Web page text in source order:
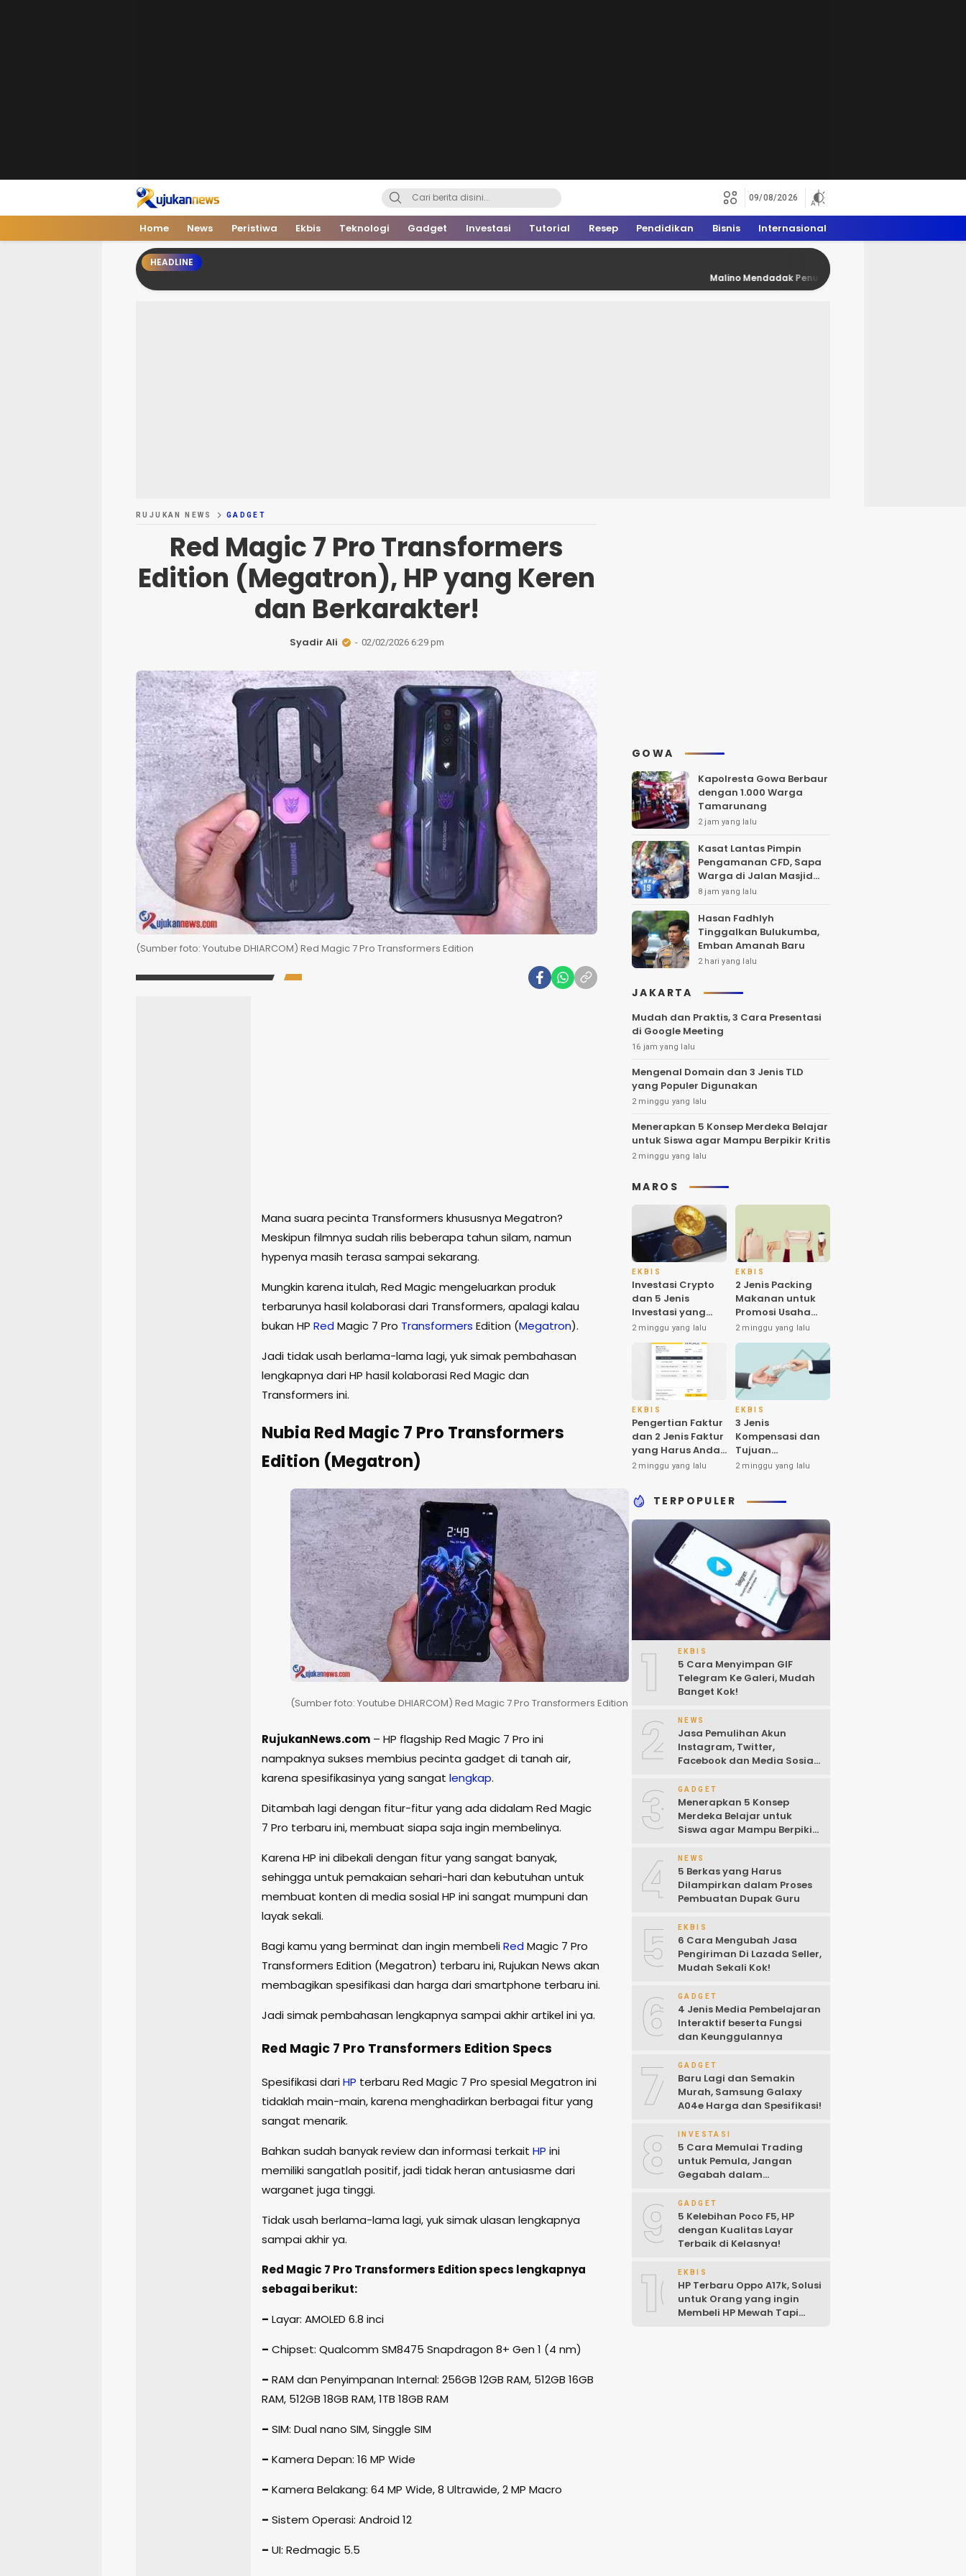
09/08/2026
Home News Peristiwa Ekbis Teknologi Gadget Investasi Tutorial Resep Pendidikan Bisnis Internasional
HEADLINE
Malino Mendadak Penuh Rider Trail, WAM 2026 Dongkrak Ekonomi
RUJUKAN NEWS GADGET
Red Magic 7 Pro Transformers
Edition (Megatron), HP yang Keren
dan Berkarakter!
Syadir Ali 02/02/2026 6:29 pm
(Sumber foto: Youtube DHIARCOM) Red Magic 7 Pro Transformers Edition
Mana suara pecinta Transformers khususnya Megatron?
Meskipun filmnya sudah rilis beberapa tahun silam, namun
hypenya masih terasa sampai sekarang.
Mungkin karena itulah, Red Magic mengeluarkan produk
terbarunya hasil kolaborasi dari Transformers, apalagi kalau
bukan HP RedMagic 7 Pro Transformers Edition (Megatron).
Jadi tidak usah berlama-lama lagi, yuk simak pembahasan
lengkapnya dari HP hasil kolaborasi Red Magic dan
Transformers ini.
Nubia Red Magic 7 Pro Transformers
Edition (Megatron)
(Sumber foto: Youtube DHIARCOM) Red Magic 7 Pro Transformers Edition
RujukanNews.com – HP flagship Red Magic 7 Pro ini
nampaknya sukses membius pecinta gadget di tanah air,
karena spesifikasinya yang sangat lengkap.
Ditambah lagi dengan fitur-fitur yang ada didalam Red Magic
7 Pro terbaru ini, membuat siapa saja ingin membelinya.
Karena HP ini dibekali dengan fitur yang sangat banyak,
sehingga untuk pemakaian sehari-hari dan kebutuhan untuk
membuat konten di media sosial HP ini sangat mumpuni dan
layak sekali.
Bagi kamu yang berminat dan ingin membeliRedMagic 7 Pro
Transformers Edition (Megatron) terbaru ini, Rujukan News akan
membagikan spesifikasi dan harga dari smartphone terbaru ini.
Jadi simak pembahasan lengkapnya sampai akhir artikel ini ya.
Red Magic 7 Pro Transformers Edition Specs
Spesifikasi dariHP terbaru Red Magic 7 Pro spesial Megatron ini
tidaklah main-main, karena menghadirkan berbagai fitur yang
sangat menarik.
Bahkan sudah banyak review dan informasi terkait HP ini
memiliki sangatlah positif, jadi tidak heran antusiasme dari
warganet juga tinggi.
Tidak usah berlama-lama lagi, yuk simak ulasan lengkapnya
sampai akhir ya.
Red Magic 7 Pro Transformers Edition specs lengkapnya
sebagai berikut:
– Layar: AMOLED 6.8 inci
– Chipset: Qualcomm SM8475 Snapdragon 8+ Gen 1 (4 nm)
– RAM dan Penyimpanan Internal: 256GB 12GB RAM, 512GB 16GB
RAM, 512GB 18GB RAM, 1TB 18GB RAM
– SIM: Dual nano SIM, Singgle SIM
– Kamera Depan: 16 MP Wide
– Kamera Belakang: 64 MP Wide, 8 Ultrawide, 2 MP Macro
– Sistem Operasi: Android 12
– UI: Redmagic 5.5
GOWA
Kapolresta Gowa Berbaur
dengan 1.000 Warga
Tamarunang
2 jam yang lalu
Kasat Lantas Pimpin
Pengamanan CFD, Sapa
Warga di Jalan Masjid
Raya
8 jam yang lalu
Hasan Fadhlyh
Tinggalkan Bulukumba,
Emban Amanah Baru
2 hari yang lalu
JAKARTA
Mudah dan Praktis, 3 Cara Presentasi
di Google Meeting
16 jam yang lalu
Mengenal Domain dan 3 Jenis TLD
yang Populer Digunakan
2 minggu yang lalu
Menerapkan 5 Konsep Merdeka Belajar
untuk Siswa agar Mampu Berpikir Kritis
2 minggu yang lalu
MAROS
EKBIS
Investasi Crypto
dan 5 Jenis
Investasi yang
Banyak Diminati
oleh Investornya
di Indonesia
2 minggu yang lalu
EKBIS
2 Jenis Packing
Makanan untuk
Promosi Usaha
dan Higienitas
Produk
2 minggu yang lalu
EKBIS
Pengertian Faktur
dan 2 Jenis Faktur
yang Harus Anda
Ketahui
2 minggu yang lalu
EKBIS
3 Jenis
Kompensasi dan
Tujuan
Pemberiannya
2 minggu yang lalu
TERPOPULER
1 EKBIS
5 Cara Menyimpan GIF
Telegram Ke Galeri, Mudah
Banget Kok!
2 NEWS
Jasa Pemulihan Akun
Instagram, Twitter,
Facebook dan Media Sosial
2022)
3 GADGET
Menerapkan 5 Konsep
Merdeka Belajar untuk
Siswa agar Mampu Berpikir
4 NEWS
5 Berkas yang Harus
Dilampirkan dalam Proses
Pembuatan Dupak Guru
5 EKBIS
6 Cara Mengubah Jasa
Pengiriman Di Lazada Seller,
Mudah Sekali Kok!
6 GADGET
4 Jenis Media Pembelajaran
Interaktif beserta Fungsi
dan Keunggulannya
7 GADGET
Baru Lagi dan Semakin
Murah, Samsung Galaxy
A04e Harga dan Spesifikasi!
8 INVESTASI
5 Cara Memulai Trading
untuk Pemula, Jangan
Gegabah dalam
9 GADGET
5 Kelebihan Poco F5, HP
dengan Kualitas Layar
Terbaik di Kelasnya!
10EKBIS
HP Terbaru Oppo A17k, Solusi
untuk Orang yang ingin
Membeli HP Mewah Tapi